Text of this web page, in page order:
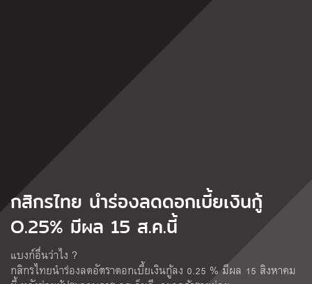
กสิกรไทย นำร่องลดดอกเบี้ยเงินกู้
O.25% มีผล 15 ส.ค.นี้
แบงก์อื่นว่าไง ?
กสิกรไทยนำร่องลดอัตราดอกเบี้ยเงินกู้ลง 0.25 % มีผล 15 สิงหาคม